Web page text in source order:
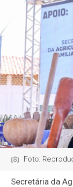
Foto:
Secretária da